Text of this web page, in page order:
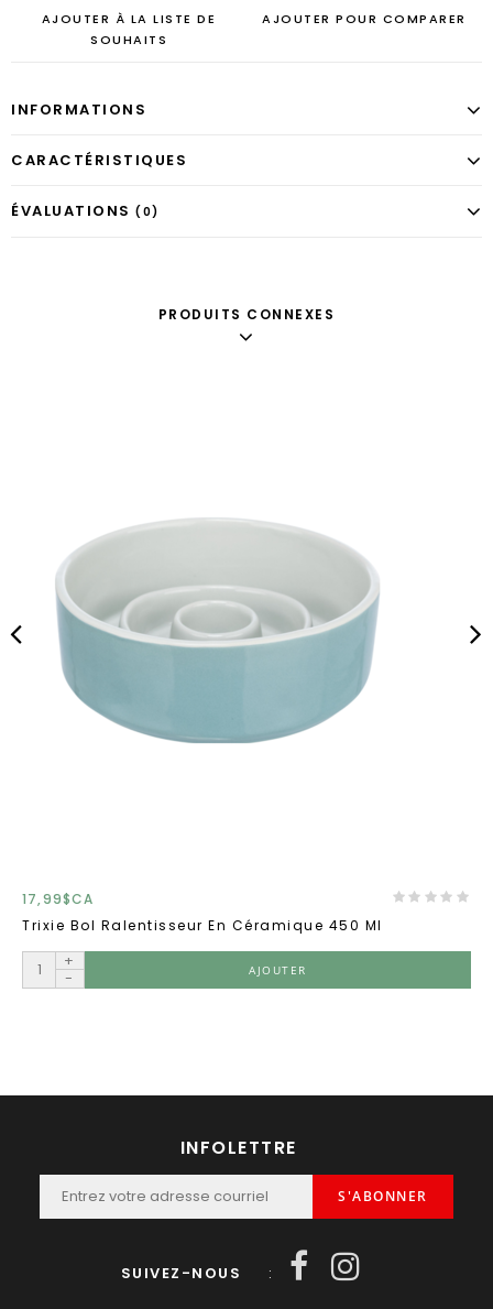
AJOUTER À LA LISTE DE
SOUHAITS
AJOUTER POUR COMPARER
INFORMATIONS
CARACTÉRISTIQUES
ÉVALUATIONS (0)
PRODUITS CONNEXES
17,99$CA
Trixie Bol Ralentisseur En Céramique 450 Ml
+
-
AJOUTER
INFOLETTRE
S'ABONNER
SUIVEZ-NOUS :